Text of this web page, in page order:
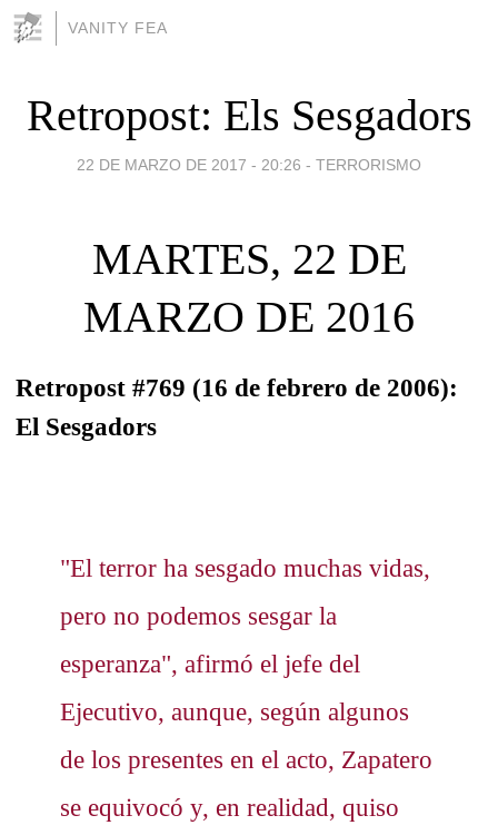
VANITY FEA
Retropost: Els Sesgadors
22 DE MARZO DE 2017 - 20:26 - TERRORISMO
MARTES, 22 DE
MARZO DE 2016
Retropost #769 (16 de febrero de 2006):
El Sesgadors
"El terror ha sesgado muchas vidas,
pero no podemos sesgar la
esperanza", afirmó el jefe del
Ejecutivo, aunque, según algunos
de los presentes en el acto, Zapatero
se equivocó y, en realidad, quiso